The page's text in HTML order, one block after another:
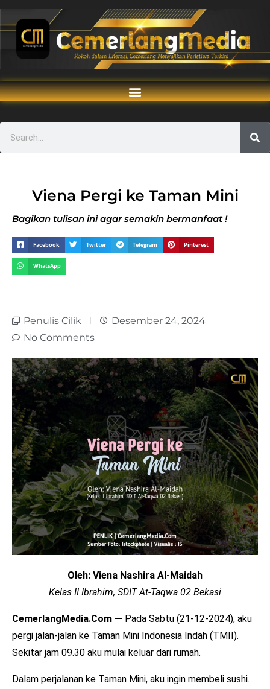
Viena Pergi ke Taman Mini
Bagikan tulisan ini agar semakin bermanfaat !
Facebook Twitter Telegram Pinterest
WhatsApp
Penulis Cilik
Desember 24, 2024
No Comments
Oleh: Viena Nashira Al-Maidah
Kelas II Ibrahim, SDIT At-Taqwa 02 Bekasi
CemerlangMedia.Com — Pada Sabtu (21-12-2024), aku
pergi jalan-jalan ke Taman Mini Indonesia Indah (TMII).
Sekitar jam 09.30 aku mulai keluar dari rumah.
Dalam perjalanan ke Taman Mini, aku ingin membeli sushi.